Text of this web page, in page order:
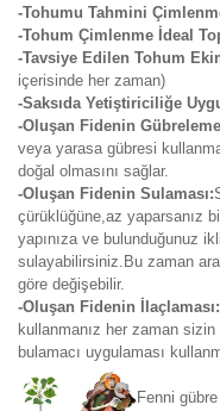
-Tohumu Tahmini
-Tohum Çimlenme İdeal
-Tavsiye Edilen Tohum
içerisinde her zaman)
-Saksıda Yetiştiriciliğe
-Oluşan Fidenin
veya yarasa gübresi
doğal olmasını sağlar.
-Oluşan Fidenin Sulaması:
çürüklüğüne,az yaparsanız
yapınıza ve bulunduğunuz
sulayabilirsiniz.Bu zaman
göre değişebilir.
-Oluşan Fidenin İlaçlaması:
kullanmanız her zaman
bulamacı uygulaması
Fenni